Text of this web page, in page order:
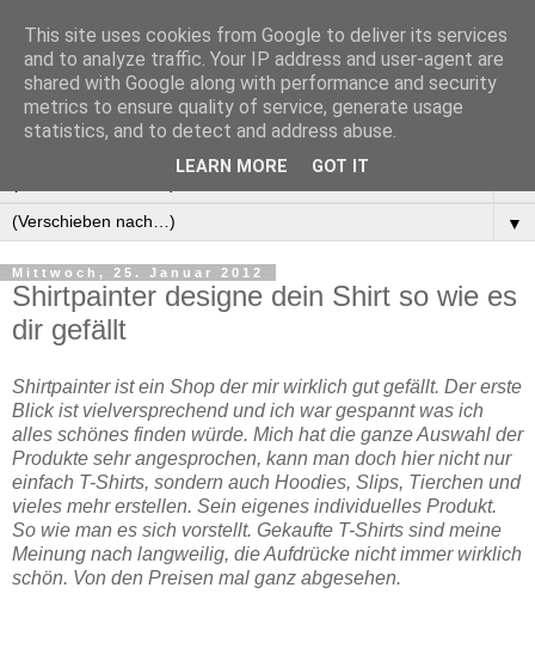
Manus Testwelt, alles
außer langweilig
▼
Mittwoch, 25. Januar 2012
Shirtpainter designe dein Shirt so wie es
dir gefällt
Shirtpainter ist ein Shop der mir wirklich gut gefällt. Der erste
Blick ist vielversprechend und ich war gespannt was ich
alles schönes finden würde. Mich hat die ganze Auswahl der
Produkte sehr angesprochen, kann man doch hier nicht nur
einfach T-Shirts, sondern auch Hoodies, Slips, Tierchen und
vieles mehr erstellen. Sein eigenes individuelles Produkt.
So wie man es sich vorstellt. Gekaufte T-Shirts sind meine
Meinung nach langweilig, die Aufdrücke nicht immer wirklich
schön. Von den Preisen mal ganz abgesehen.
This site uses cookies from Google to deliver its services
and to analyze traffic. Your IP address and user-agent are
shared with Google along with performance and security
metrics to ensure quality of service, generate usage
statistics, and to detect and address abuse.
LEARN MORE GOT IT